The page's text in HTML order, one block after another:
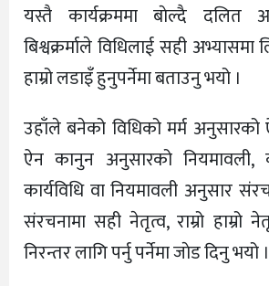
यस्तै कार्यक्रममा बाेल्दै दलित
बिश्वक्रर्माले विधिलाई सही
हाम्रो लडाइँ हुनुपर्नेमा बताउनु भयो ।
उहाँले बनेको विधिको मर्म
ऐन कानुन अनुसारको नियमावली,
कार्यविधि वा नियमावली अनुसार
संरचनामा सही नेतृत्व, राम्रो हाम्रो
निरन्तर लागि पर्नु पर्नेमा जाेड दिनु भयो ।